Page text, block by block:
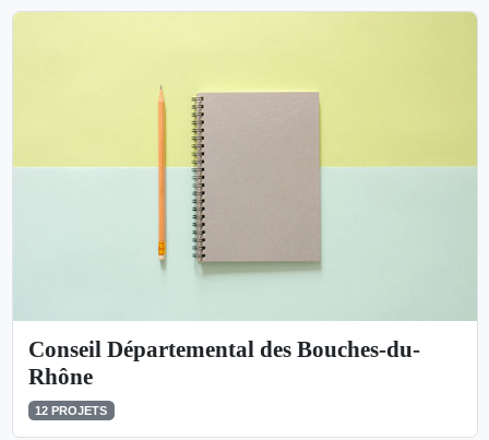
Conseil Départemental des Bouches-du-
Rhône
12 PROJETS